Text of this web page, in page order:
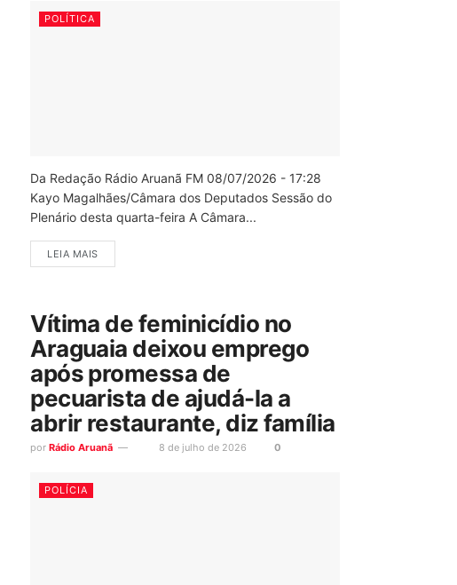
POLÍTICA
Da Redação Rádio Aruanã FM 08/07/2026 - 17:28
Kayo Magalhães/Câmara dos Deputados Sessão do
Plenário desta quarta-feira A Câmara...
LEIA MAIS
Vítima de feminicídio no
Araguaia deixou emprego
após promessa de
pecuarista de ajudá-la a
abrir restaurante, diz família
por Rádio Aruanã 8 de julho de 2026 0
POLÍCIA